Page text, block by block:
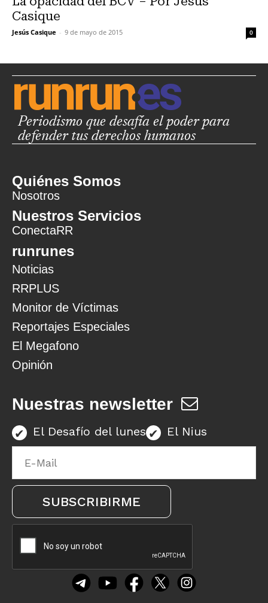
Casique
Jesús Casique - 9 de mayo de 2015 0
Periodismo que desafía el poder para
defender tus derechos humanos
Quiénes Somos
Nosotros
Nuestros Servicios
ConectaRR
runrunes
Noticias
RRPLUS
Monitor de Víctimas
Reportajes Especiales
El Megafono
Opinión
Nuestras newsletter
El Desafío del lunes El Nius